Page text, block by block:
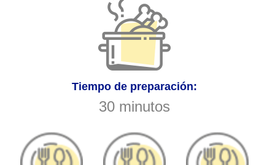
Tiempo de preparación:
30 minutos